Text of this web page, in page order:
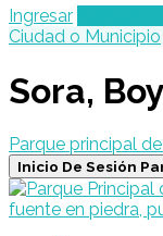
Ingresar
Ciudad o Municipio
Sora,
Parque principal
Inicio De Sesión